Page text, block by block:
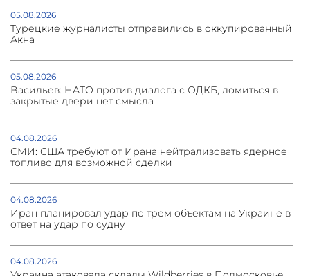
05.08.2026
Турецкие журналисты отправились в оккупированный
Акна
05.08.2026
Васильев: НАТО против диалога с ОДКБ, ломиться в
закрытые двери нет смысла
04.08.2026
СМИ: США требуют от Ирана нейтрализовать ядерное
топливо для возможной сделки
04.08.2026
Иран планировал удар по трем объектам на Украине в
ответ на удар по судну
04.08.2026